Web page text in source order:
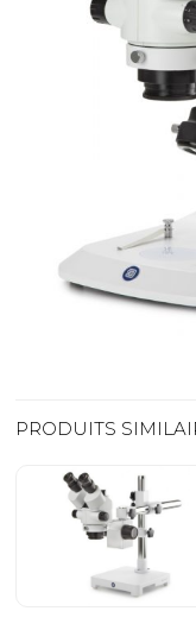
PRODUITS